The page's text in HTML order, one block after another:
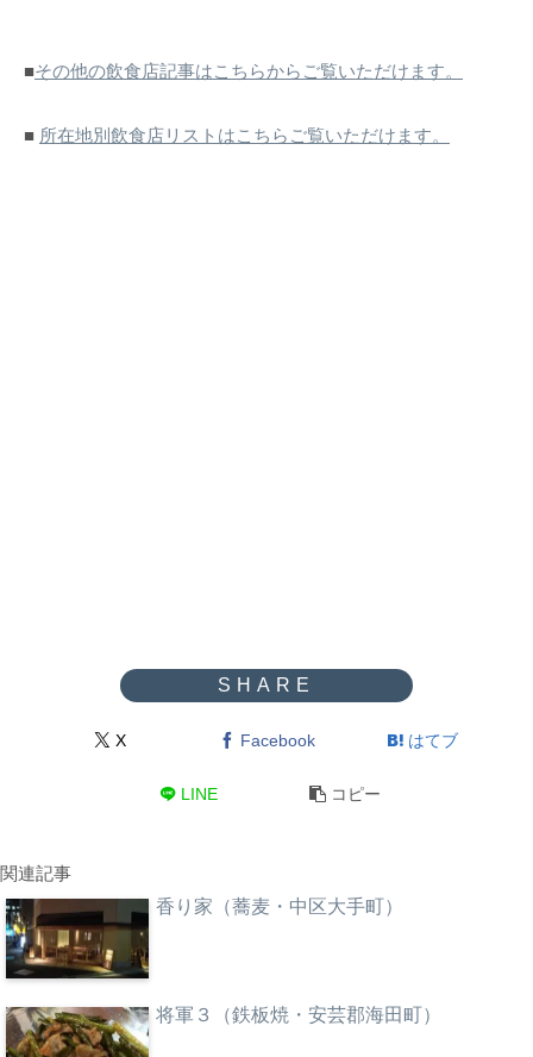
■その他の飲食店記事はこちらからご覧いただけます。
■ 所在地別飲食店リストはこちらご覧いただけます。
X Facebook はてブ
LINE コピー
関連記事
香り家（蕎麦・中区大手町）
将軍３（鉄板焼・安芸郡海田町）